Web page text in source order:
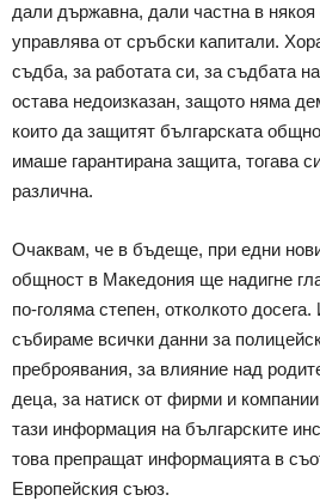
дали държавна, дали частна в
управлява от сръбски капитали.
съдба, за работата си, за съдбата
остава недоизказан, защото няма
които да защитят българската
имаше гарантирана защита, тогава
различна.
Очаквам, че в бъдеще, при едни
общност в Македония ще надигне
по-голяма степен, отколкото
събираме всички данни за
преброявания, за влияние над
деца, за натиск от фирми и
тази информация на българските
това препращат информацията в
Европейския съюз.